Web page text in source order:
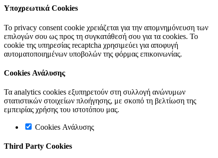
Υποχρεωτικά Cookies
Το privacy consent cookie χρειάζεται για την απομνημόνευση των
επιλογών σου ως προς τη συγκατάθεσή σου για τα cookies. Το
cookie της υπηρεσίας recaptcha χρησιμεύει για αποφυγή
αυτοματοποιημένων υποβολών της φόρμας επικοινωνίας.
Cookies Ανάλυσης
Τα analytics cookies εξυπηρετούν στη συλλογή ανώνυμων
στατιστικών στοιχείων πλοήγησης, με σκοπό τη βελτίωση της
εμπειρίας χρήσης του ιστοτόπου μας.
Cookies Ανάλυσης
Third Party Cookies